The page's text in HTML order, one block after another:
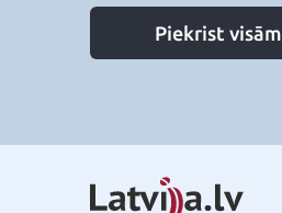
Piekrist visām